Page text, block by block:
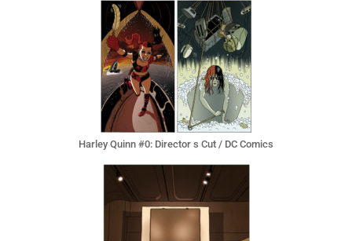
Harley Quinn #0: Director s Cut / DC Comics